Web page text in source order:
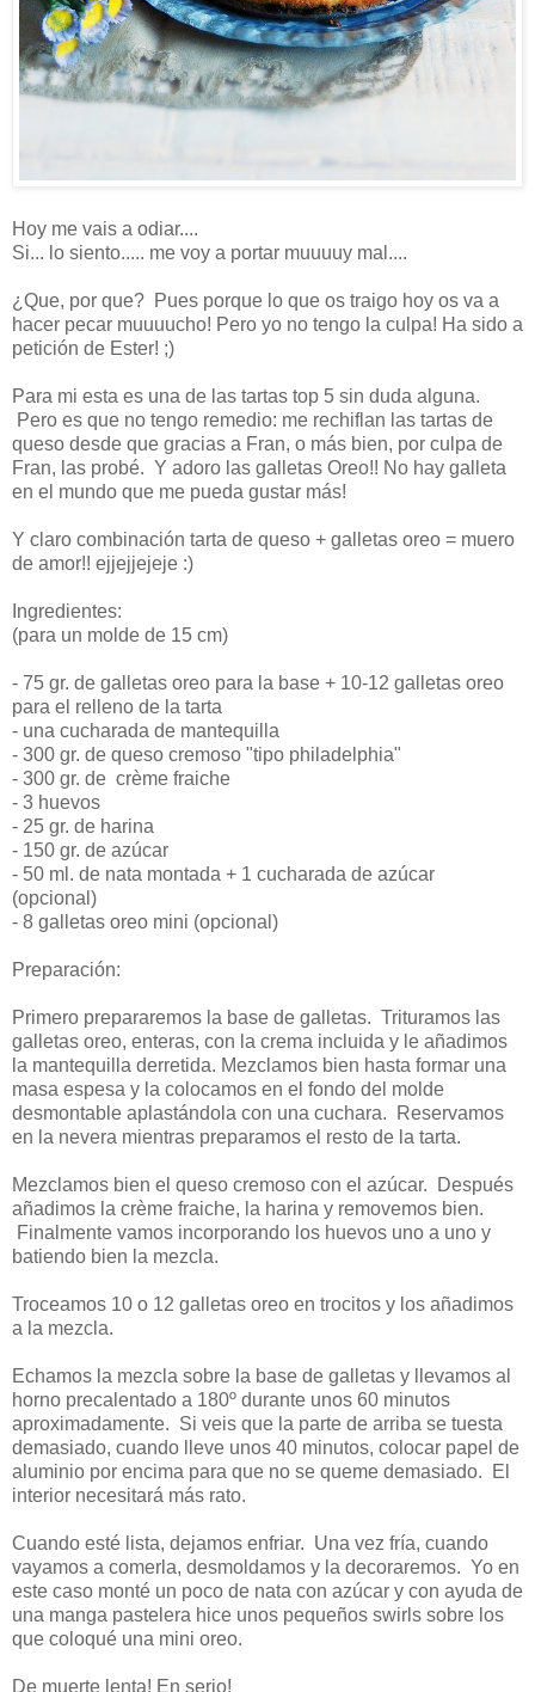
Hoy me vais a odiar....
Si... lo siento..... me voy a portar muuuuy mal....
¿Que, por que? Pues porque lo que os traigo hoy os va a
hacer pecar muuuucho! Pero yo no tengo la culpa! Ha sido a
petición de Ester! ;)
Para mi esta es una de las tartas top 5 sin duda alguna.
Pero es que no tengo remedio: me rechiflan las tartas de
queso desde que gracias a Fran, o más bien, por culpa de
Fran, las probé. Y adoro las galletas Oreo!! No hay galleta
en el mundo que me pueda gustar más!
Y claro combinación tarta de queso + galletas oreo = muero
de amor!! ejjejjejeje :)
Ingredientes:
(para un molde de 15 cm)
- 75 gr. de galletas oreo para la base + 10-12 galletas oreo
para el relleno de la tarta
- una cucharada de mantequilla
- 300 gr. de queso cremoso "tipo philadelphia"
- 300 gr. de crème fraiche
- 3 huevos
- 25 gr. de harina
- 150 gr. de azúcar
- 50 ml. de nata montada + 1 cucharada de azúcar
(opcional)
- 8 galletas oreo mini (opcional)
Preparación:
Primero prepararemos la base de galletas. Trituramos las
galletas oreo, enteras, con la crema incluida y le añadimos
la mantequilla derretida. Mezclamos bien hasta formar una
masa espesa y la colocamos en el fondo del molde
desmontable aplastándola con una cuchara. Reservamos
en la nevera mientras preparamos el resto de la tarta.
Mezclamos bien el queso cremoso con el azúcar. Después
añadimos la crème fraiche, la harina y removemos bien.
Finalmente vamos incorporando los huevos uno a uno y
batiendo bien la mezcla.
Troceamos 10 o 12 galletas oreo en trocitos y los añadimos
a la mezcla.
Echamos la mezcla sobre la base de galletas y llevamos al
horno precalentado a 180º durante unos 60 minutos
aproximadamente. Si veis que la parte de arriba se tuesta
demasiado, cuando lleve unos 40 minutos, colocar papel de
aluminio por encima para que no se queme demasiado. El
interior necesitará más rato.
Cuando esté lista, dejamos enfriar. Una vez fría, cuando
vayamos a comerla, desmoldamos y la decoraremos. Yo en
este caso monté un poco de nata con azúcar y con ayuda de
una manga pastelera hice unos pequeños swirls sobre los
que coloqué una mini oreo.
De muerte lenta! En serio!